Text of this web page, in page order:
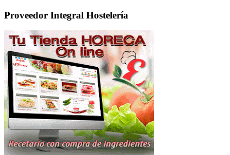
Proveedor Integral Hostelería